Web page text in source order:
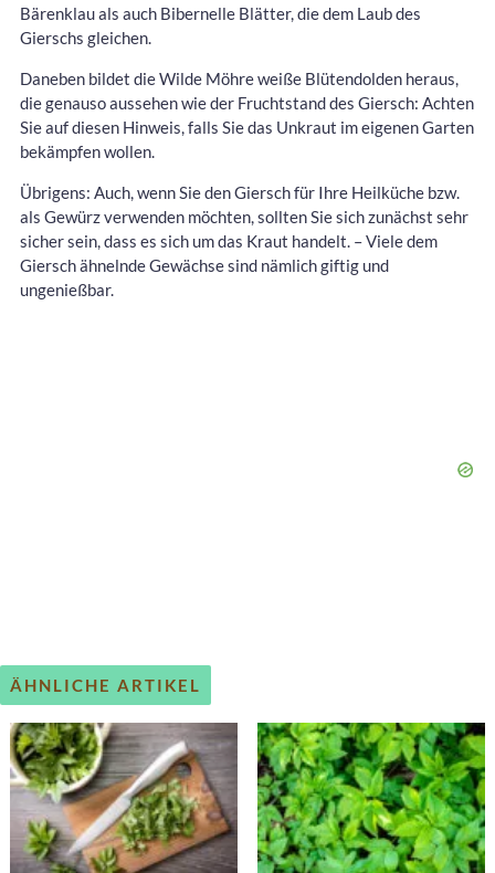
Bärenklau als auch Bibernelle Blätter, die dem Laub des
Gierschs gleichen.
Daneben bildet die Wilde Möhre weiße Blütendolden heraus,
die genauso aussehen wie der Fruchtstand des Giersch: Achten
Sie auf diesen Hinweis, falls Sie das Unkraut im eigenen Garten
bekämpfen wollen.
Übrigens: Auch, wenn Sie den Giersch für Ihre Heilküche bzw.
als Gewürz verwenden möchten, sollten Sie sich zunächst sehr
sicher sein, dass es sich um das Kraut handelt. – Viele dem
Giersch ähnelnde Gewächse sind nämlich giftig und
ungenießbar.
ÄHNLICHE ARTIKEL